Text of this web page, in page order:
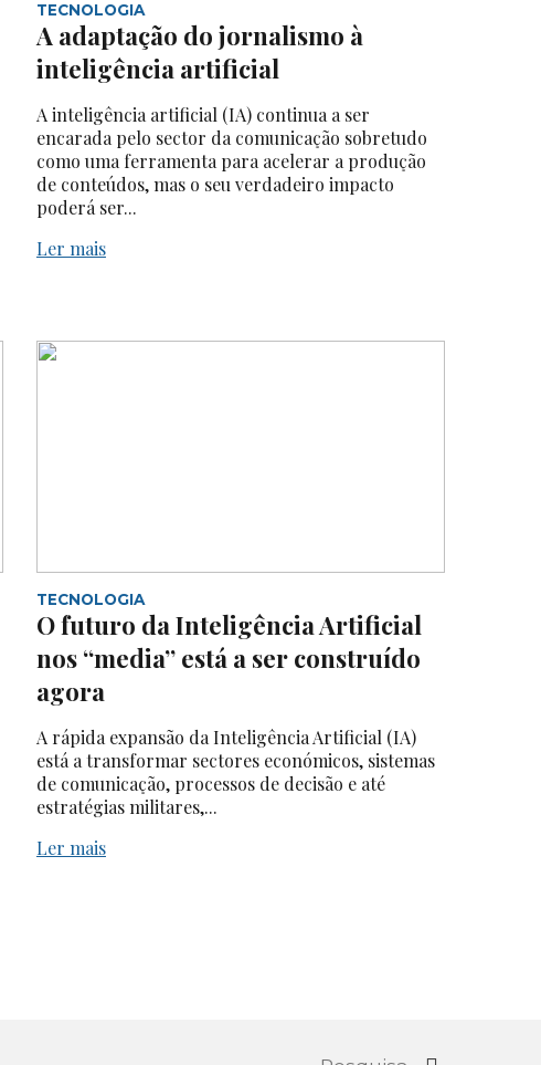
TECNOLOGIA
A adaptação do jornalismo à
inteligência artificial
A inteligência artificial (IA) continua a ser
encarada pelo sector da comunicação sobretudo
como uma ferramenta para acelerar a produção
de conteúdos, mas o seu verdadeiro impacto
poderá ser...
Ler mais
TECNOLOGIA
O futuro da Inteligência Artificial
nos “media” está a ser construído
agora
A rápida expansão da Inteligência Artificial (IA)
está a transformar sectores económicos, sistemas
de comunicação, processos de decisão e até
estratégias militares,...
Ler mais